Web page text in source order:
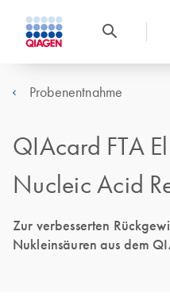
Probenentnahme
QIAcard FTA
Nucleic Acid
Zur verbesserten
Nukleinsäuren aus dem